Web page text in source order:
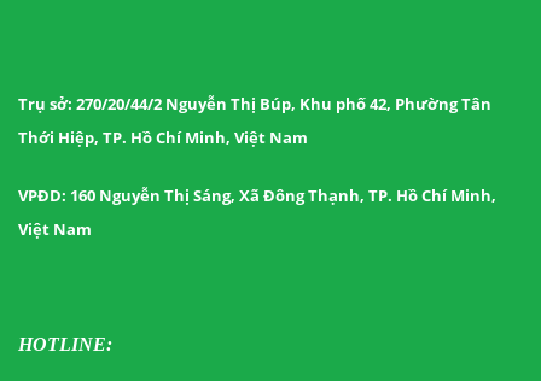
Trụ sở: 270/20/44/2 Nguyễn Thị Búp, Khu phố 42, Phường Tân
Thới Hiệp, TP. Hồ Chí Minh, Việt Nam
VPĐD: 160 Nguyễn Thị Sáng, Xã Đông Thạnh, TP. Hồ Chí Minh,
Việt Nam
HOTLINE: